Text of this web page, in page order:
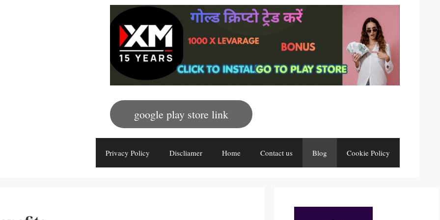
google play store link
Privacy Policy Discliamer Home Contact us Blog Cookie Policy